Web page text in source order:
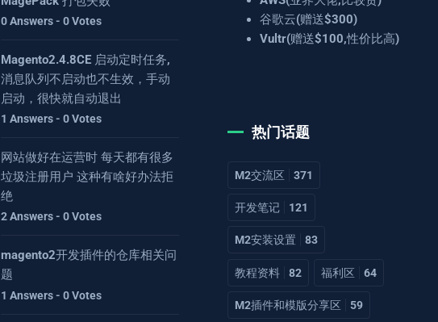
0 Answers - 0 Votes
Magento2.4.8CE 启动定时任务,
消息队列不启动也不生效，手动
启动，很快就自动退出
1 Answers - 0 Votes
网站做好在运营时 每天都有很多
垃圾注册用户 这种有啥好办法拒
绝
2 Answers - 0 Votes
magento2开发插件的仓库相关问
题
1 Answers - 0 Votes
谷歌云(赠送$300)
Vultr(赠送$100,性价比高)
热门话题
M2交流区 371
开发笔记 121
M2安装设置 83
教程资料 82 福利区 64
M2插件和模版分享区 59